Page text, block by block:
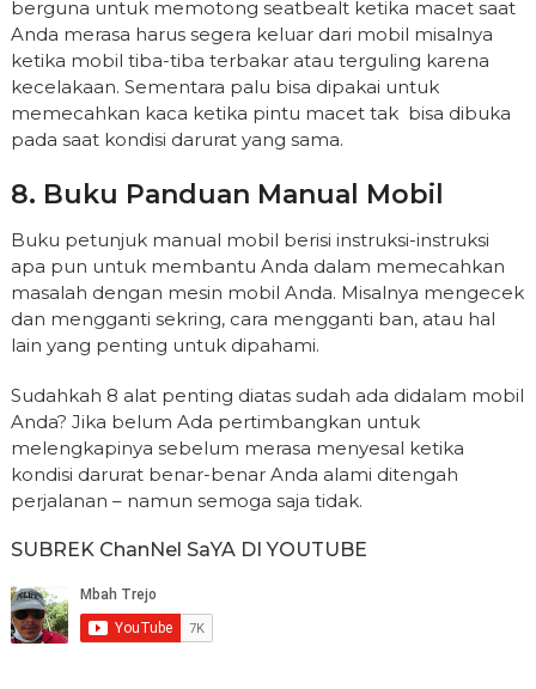
berguna untuk memotong seatbealt ketika macet saat
Anda merasa harus segera keluar dari mobil misalnya
ketika mobil tiba-tiba terbakar atau terguling karena
kecelakaan. Sementara palu bisa dipakai untuk
memecahkan kaca ketika pintu macet tak bisa dibuka
pada saat kondisi darurat yang sama.
8. Buku Panduan Manual Mobil
Buku petunjuk manual mobil berisi instruksi-instruksi
apa pun untuk membantu Anda dalam memecahkan
masalah dengan mesin mobil Anda. Misalnya mengecek
dan mengganti sekring, cara mengganti ban, atau hal
lain yang penting untuk dipahami.
Sudahkah 8 alat penting diatas sudah ada didalam mobil
Anda? Jika belum Ada pertimbangkan untuk
melengkapinya sebelum merasa menyesal ketika
kondisi darurat benar-benar Anda alami ditengah
perjalanan – namun semoga saja tidak.
SUBREK ChanNel SaYA DI YOUTUBE